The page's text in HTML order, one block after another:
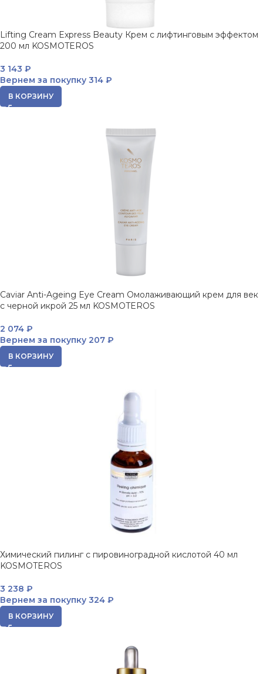
Lifting Cream Express Beauty Крем с лифтинговым эффектом
200 мл KOSMOTEROS
3 143 ₽
Вернем за покупку 314 ₽
В КОРЗИНУ
Caviar Anti-Ageing Eye Cream Омолаживающий крем для век
с черной икрой 25 мл KOSMOTEROS
2 074 ₽
Вернем за покупку 207 ₽
В КОРЗИНУ
Химический пилинг с пировиноградной кислотой 40 мл
KOSMOTEROS
3 238 ₽
Вернем за покупку 324 ₽
В КОРЗИНУ